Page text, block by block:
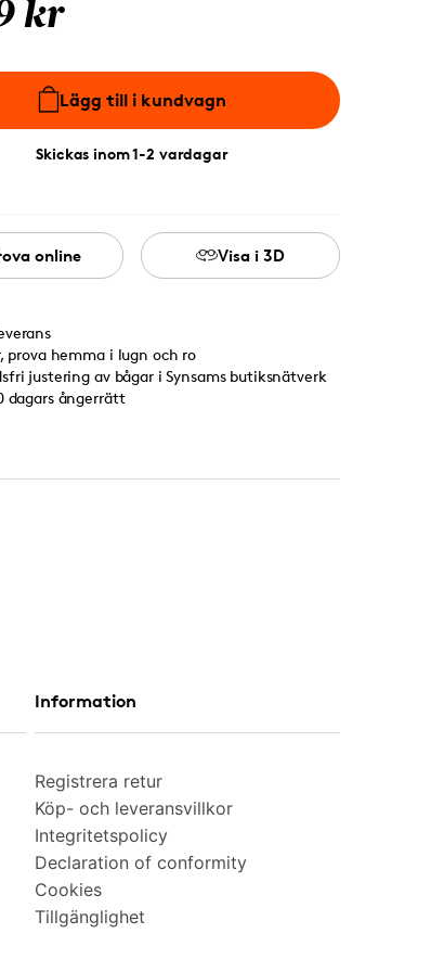
kr
Lägg till i kundvagn
Skickas inom 1-2 vardagar
online Visa i 3D
prova hemma i lugn och ro
justering av bågar i Synsams butiksnätverk
dagars ångerrätt
Information
Registrera retur
Köp- och leveransvillkor
Integritetspolicy
Declaration of conformity
Cookies
Tillgänglighet